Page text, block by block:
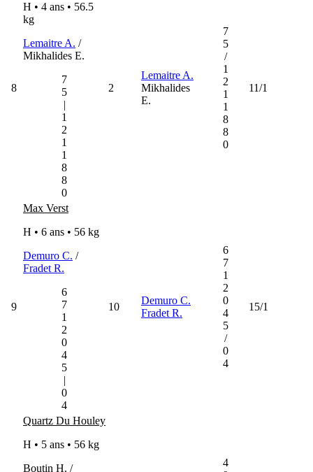
8
H • 4 ans • 56.5
kg
Lemaitre A. /
Mikhalides E.
7
5
|
1
2
1
1
8
8
0
2
Lemaitre A.
Mikhalides
E.
7
5
/
1
2
1
1
8
8
0
11/1
9
Max Verst
H • 6 ans • 56 kg
Demuro C. /
Fradet R.
6
7
1
2
0
4
5
|
0
4
10
Demuro C.
Fradet R.
6
7
1
2
0
4
5
/
0
4
15/1
Quartz Du Houley
H • 5 ans • 56 kg
Boutin H. /
4